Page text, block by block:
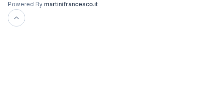
Powered By martinifrancesco.it